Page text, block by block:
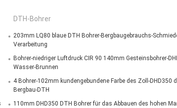
DTH-Bohrer
203mm LQ80 blaue DTH Bohrer-Bergbaugebrauchs-
Verarbeitung
Bohrer-niedriger Luftdruck CIR 90 140mm Gesteinsbohrer-
Wasser-Brunnen
4 Bohrer-102mm kundengebundene Farbe des Zoll-DHD350
Bergbau-DTH
110mm DHD350 DTH Bohrer für das Abbauen des hohen